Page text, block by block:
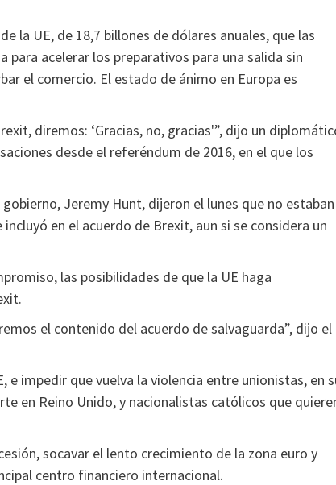
la UE, de 18,7 billones de dólares anuales, que las
acelerar los preparativos para una salida sin
el comercio. El estado de ánimo en Europa es
diremos: ‘Gracias, no, gracias'”, dijo un
desde el referéndum de 2016, en el que los
Jeremy Hunt, dijeron el lunes que no estaban
en el acuerdo de Brexit, aun si se considera un
las posibilidades de que la UE haga
el contenido del acuerdo de salvaguarda”, dijo el
impedir que vuelva la violencia entre unionistas, en
en Reino Unido, y nacionalistas católicos que
socavar el lento crecimiento de la zona euro y
centro financiero internacional.